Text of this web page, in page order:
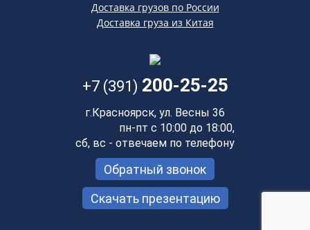
Доставка грузов по России
Доставка груза из Китая
+7 (391) 200-25-25
г.Красноярск, ул. Весны 36
пн-пт с 10:00 до 18:00,
сб, вс - отвечаем по телефону
Обратный звонок
Скачать презентацию